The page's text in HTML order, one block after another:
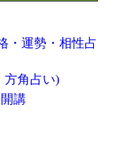
・運勢・相性占
方角占い)
講